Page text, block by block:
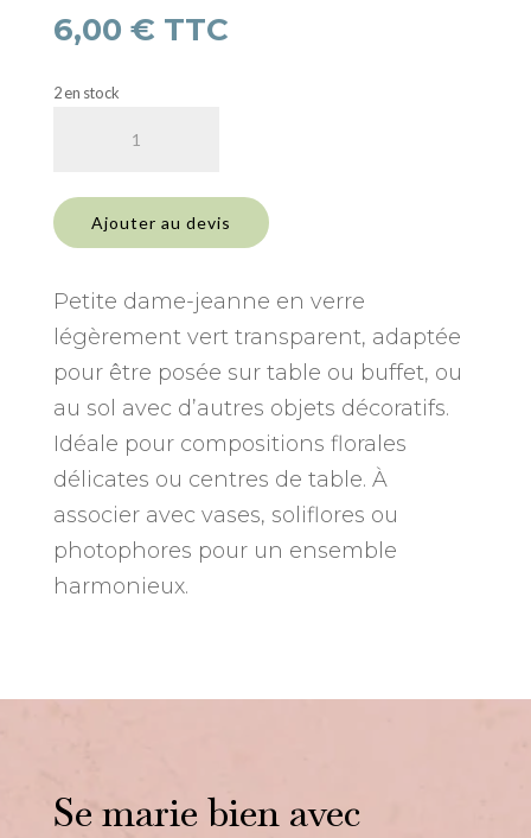
6,00 € TTC
2 en stock
jeanne
XS
Ajouter au devis
Petite dame-jeanne en verre
légèrement vert transparent, adaptée
pour être posée sur table ou buffet, ou
au sol avec d’autres objets décoratifs.
Idéale pour compositions florales
délicates ou centres de table. À
associer avec vases, soliflores ou
photophores pour un ensemble
harmonieux.
Se marie bien avec